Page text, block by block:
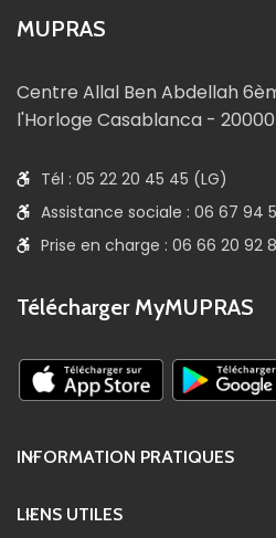
MUPRAS
Centre Allal Ben Abdellah
l'Horloge Casablanca - 20000
Tél : 05 22 20 45 45 (LG)
Assistance sociale : 06 67 94
Prise en charge : 06 66 20 92
Télécharger MyMUPRAS
INFORMATION PRATIQUES
LIENS UTILES